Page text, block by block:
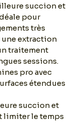
succion et
pour
très
une extraction
traitement
sessions.
pro avec
étendues
succion et
limiter le temps